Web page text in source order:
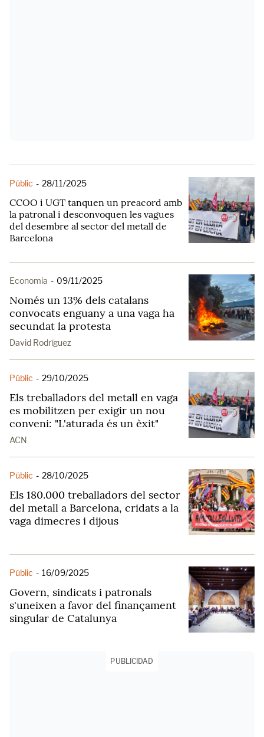
Públic - 28/11/2025
CCOO i UGT tanquen un preacord amb
la patronal i desconvoquen les vagues
del desembre al sector del metall de
Barcelona
Economia - 09/11/2025
Només un 13% dels catalans
convocats enguany a una vaga ha
secundat la protesta
David Rodríguez
Públic - 29/10/2025
Els treballadors del metall en vaga
es mobilitzen per exigir un nou
conveni: "L'aturada és un èxit"
ACN
Públic - 28/10/2025
Els 180.000 treballadors del sector
del metall a Barcelona, cridats a la
vaga dimecres i dijous
Públic - 16/09/2025
Govern, sindicats i patronals
s'uneixen a favor del finançament
singular de Catalunya
PUBLICIDAD